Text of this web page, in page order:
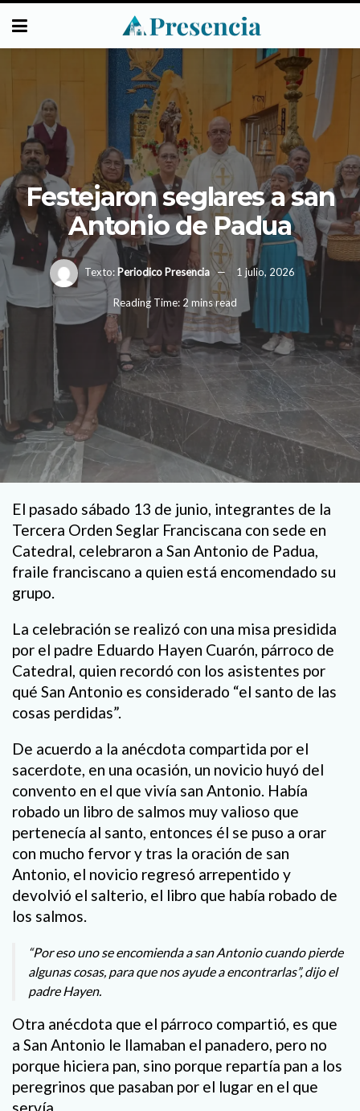
Festejaron seglares a san
Antonio de Padua
Texto: Periodico Presencia 1 julio, 2026
Reading Time: 2 mins read
El pasado sábado 13 de junio, integrantes de la
Tercera Orden Seglar Franciscana con sede en
Catedral, celebraron a San Antonio de Padua,
fraile franciscano a quien está encomendado su
grupo.
La celebración se realizó con una misa presidida
por el padre Eduardo Hayen Cuarón, párroco de
Catedral, quien recordó con los asistentes por
qué San Antonio es considerado “el santo de las
cosas perdidas”.
De acuerdo a la anécdota compartida por el
sacerdote, en una ocasión, un novicio huyó del
convento en el que vivía san Antonio. Había
robado un libro de salmos muy valioso que
pertenecía al santo, entonces él se puso a orar
con mucho fervor y tras la oración de san
Antonio, el novicio regresó arrepentido y
devolvió el salterio, el libro que había robado de
los salmos.
“Por eso uno se encomienda a san Antonio cuando pierde
algunas cosas, para que nos ayude a encontrarlas”, dijo el
padre Hayen.
Otra anécdota que el párroco compartió, es que
a San Antonio le llamaban el panadero, pero no
porque hiciera pan, sino porque repartía pan a los
peregrinos que pasaban por el lugar en el que
servía.